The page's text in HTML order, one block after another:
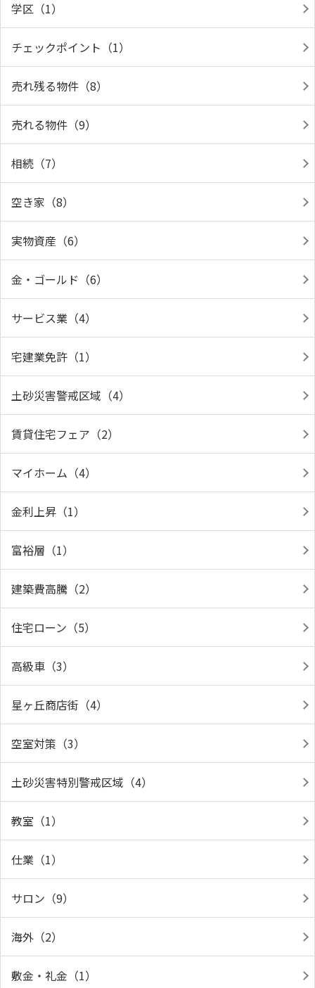
学区（1）
チェックポイント（1）
売れ残る物件（8）
売れる物件（9）
相続（7）
空き家（8）
実物資産（6）
金・ゴールド（6）
サービス業（4）
宅建業免許（1）
土砂災害警戒区域（4）
賃貸住宅フェア（2）
マイホーム（4）
金利上昇（1）
富裕層（1）
建築費高騰（2）
住宅ローン（5）
高級車（3）
星ヶ丘商店街（4）
空室対策（3）
土砂災害特別警戒区域（4）
教室（1）
仕業（1）
サロン（9）
海外（2）
敷金・礼金（1）